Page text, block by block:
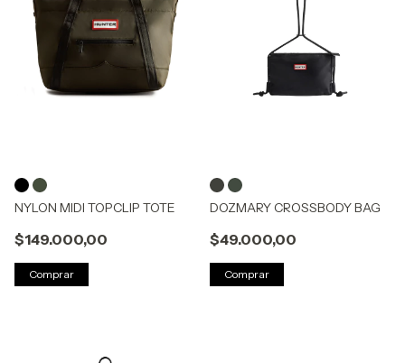
NYLON MIDI TOPCLIP TOTE
$149.000,00
Comprar
DOZMARY CROSSBODY BAG
$49.000,00
Comprar